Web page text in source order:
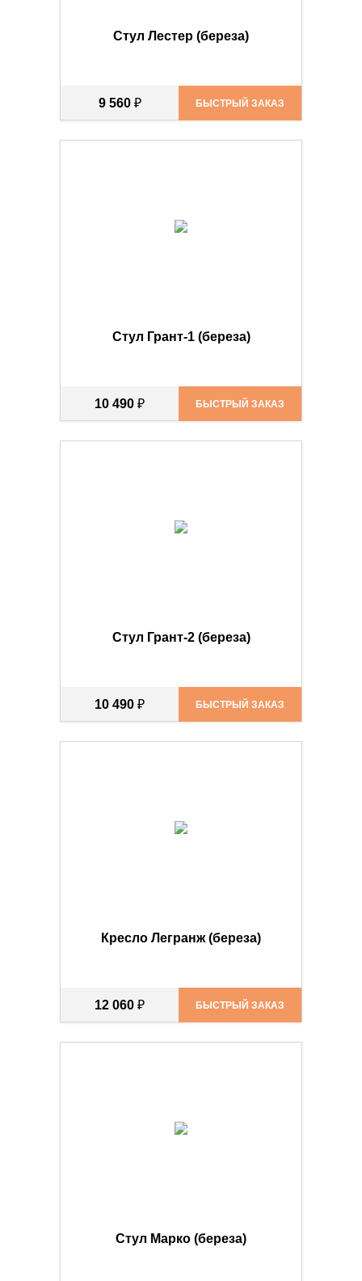
Стул Лестер (береза)
9 560 ₽ БЫСТРЫЙ ЗАКАЗ
Стул Грант-1 (береза)
10 490 ₽ БЫСТРЫЙ ЗАКАЗ
Стул Грант-2 (береза)
10 490 ₽ БЫСТРЫЙ ЗАКАЗ
Кресло Легранж (береза)
12 060 ₽ БЫСТРЫЙ ЗАКАЗ
Стул Марко (береза)